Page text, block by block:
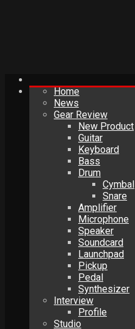
Home
News
Gear Review
New Product
Guitar
Keyboard
Bass
Drum
Cymbal
Snare
Amplifier
Microphone
Speaker
Soundcard
Launchpad
Pickup
Pedal
Synthesizer
Interview
Profile
Studio